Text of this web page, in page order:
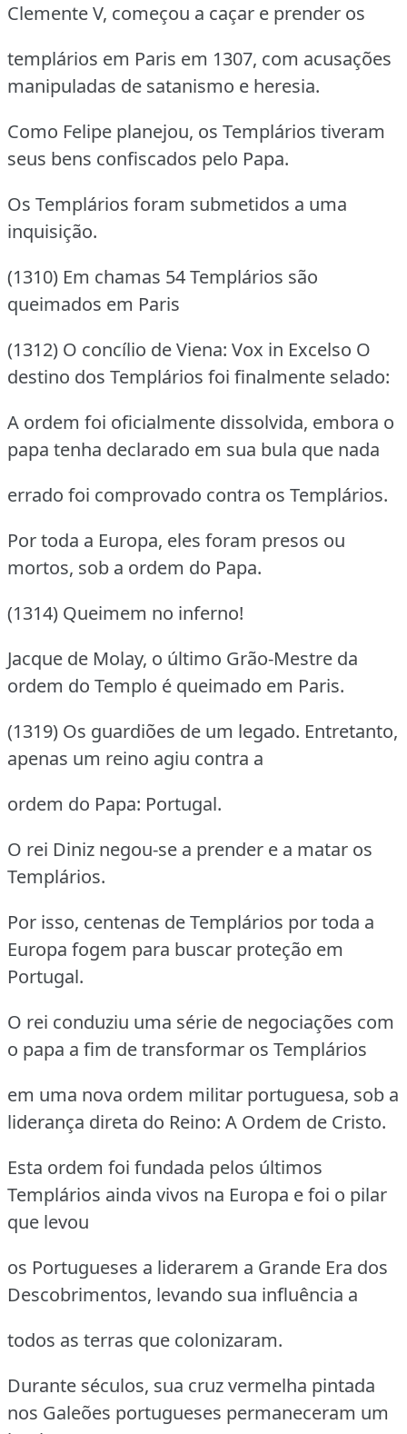
Clemente V, começou a caçar e prender os
templários em Paris em 1307, com acusações
manipuladas de satanismo e heresia.
Como Felipe planejou, os Templários tiveram
seus bens confiscados pelo Papa.
Os Templários foram submetidos a uma
inquisição.
(1310) Em chamas 54 Templários são
queimados em Paris
(1312) O concílio de Viena: Vox in Excelso O
destino dos Templários foi finalmente selado:
A ordem foi oficialmente dissolvida, embora o
papa tenha declarado em sua bula que nada
errado foi comprovado contra os Templários.
Por toda a Europa, eles foram presos ou
mortos, sob a ordem do Papa.
(1314) Queimem no inferno!
Jacque de Molay, o último Grão-Mestre da
ordem do Templo é queimado em Paris.
(1319) Os guardiões de um legado. Entretanto,
apenas um reino agiu contra a
ordem do Papa: Portugal.
O rei Diniz negou-se a prender e a matar os
Templários.
Por isso, centenas de Templários por toda a
Europa fogem para buscar proteção em
Portugal.
O rei conduziu uma série de negociações com
o papa a fim de transformar os Templários
em uma nova ordem militar portuguesa, sob a
liderança direta do Reino: A Ordem de Cristo.
Esta ordem foi fundada pelos últimos
Templários ainda vivos na Europa e foi o pilar
que levou
os Portugueses a liderarem a Grande Era dos
Descobrimentos, levando sua influência a
todos as terras que colonizaram.
Durante séculos, sua cruz vermelha pintada
nos Galeões portugueses permaneceram um